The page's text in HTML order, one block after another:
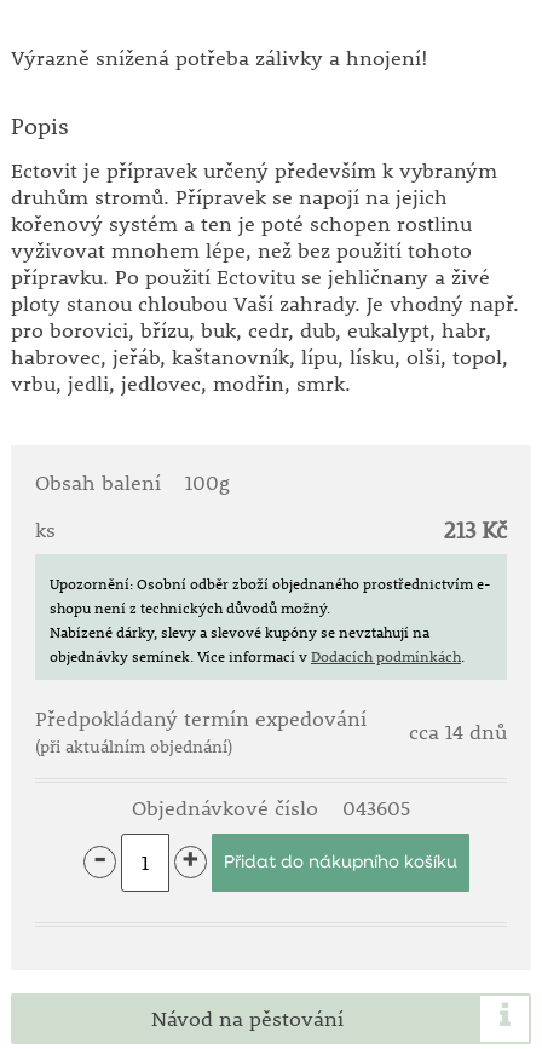
Výrazně snížená potřeba zálivky a hnojení!
Popis
Ectovit je přípravek určený především k vybraným
druhům stromů. Přípravek se napojí na jejich
kořenový systém a ten je poté schopen rostlinu
vyživovat mnohem lépe, než bez použití tohoto
přípravku. Po použití Ectovitu se jehličnany a živé
ploty stanou chloubou Vaší zahrady. Je vhodný např.
pro borovici, břízu, buk, cedr, dub, eukalypt, habr,
habrovec, jeřáb, kaštanovník, lípu, lísku, olši, topol,
vrbu, jedli, jedlovec, modřin, smrk.
Obsah balení
100g
ks
213 Kč
Upozornění: Osobní odběr zboží objednaného prostřednictvím e-
shopu není z technických důvodů možný.
Nabízené dárky, slevy a slevové kupóny se nevztahují na
objednávky semínek.Více informací vDodacích podmínkách.
Předpokládaný termín expedování
(při aktuálním objednání)
cca 14 dnů
Objednávkové číslo 043605
- +
Návod na pěstování